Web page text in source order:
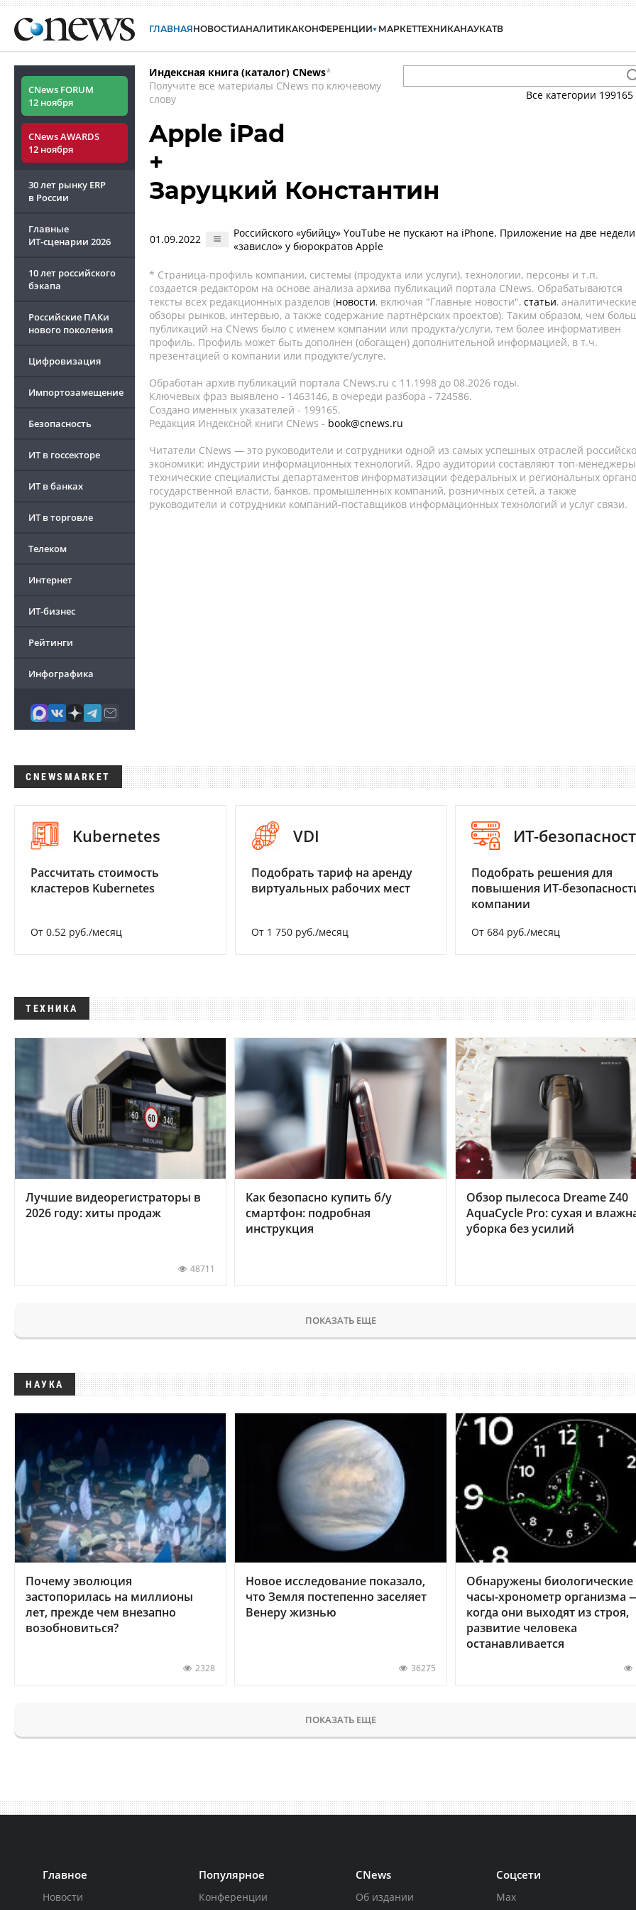
ГЛАВНАЯНОВОСТИАНАЛИТИКАКОНФЕРЕНЦИИ МАРКЕТТЕХНИКАНАУКАТВ
CNews FORUM
12 ноября
CNews AWARDS
12 ноября
30 лет рынку ERP
в России
Главные
ИТ-сценарии 2026
10 лет российского
бэкапа
Российские ПАКи
нового поколения
Цифровизация
Импортозамещение
Безопасность
ИТ в госсекторе
ИТ в банках
ИТ в торговле
Телеком
Интернет
ИТ-бизнес
Рейтинги
Инфографика
Индексная книга (каталог) CNews*
Получите все материалы CNews по ключевому
слову
Все категории 199165
Apple iPad
+
Заруцкий Константин
01.09.2022
Российского «убийцу» YouTube не пускают на iPhone. Приложение на две недели
«зависло» у бюрократов Apple
* Страница-профиль компании, системы (продукта или услуги), технологии, персоны и т.п.
создается редактором на основе анализа архива публикаций портала CNews. Обрабатываются
тексты всех редакционных разделов (новости, включая "Главные новости", статьи, аналитические
обзоры рынков, интервью, а также содержание партнёрских проектов). Таким образом, чем
публикаций на CNews было с именем компании или продукта/услуги, тем более информативен
профиль. Профиль может быть дополнен (обогащен) дополнительной информацией, в т.ч.
презентацией о компании или продукте/услуге.
Обработан архив публикаций портала CNews.ru c 11.1998 до 08.2026 годы.
Ключевых фраз выявлено - 1463146, в очереди разбора - 724586.
Создано именных указателей - 199165.
Редакция Индексной книги CNews - book@cnews.ru
Читатели CNews — это руководители и сотрудники одной из самых успешных отраслей
экономики: индустрии информационных технологий. Ядро аудитории составляют топ-
технические специалисты департаментов информатизации федеральных и региональных
государственной власти, банков, промышленных компаний, розничных сетей, а также
руководители и сотрудники компаний-поставщиков информационных технологий и услуг связи.
CNEWSMARKET
Kubernetes
Рассчитать стоимость
кластеров Kubernetes
От 0.52 руб./месяц
VDI
Подобрать тариф на аренду
виртуальных рабочих мест
От 1 750 руб./месяц
ИТ-
Подобрать решения для
повышения ИТ-
компании
От 684 руб./месяц
ТЕХНИКА
Лучшие видеорегистраторы в
2026 году: хиты продаж
48711
Как безопасно купить б/у
смартфон: подробная
инструкция
Обзор пылесоса Dreame Z40
AquaCycle Pro: сухая и
уборка без усилий
ПОКАЗАТЬ ЕЩЕ
НАУКА
Почему эволюция
застопорилась на миллионы
лет, прежде чем внезапно
возобновиться?
2328
Новое исследование показало,
что Земля постепенно заселяет
Венеру жизнью
36275
Обнаружены биологические
часы-хронометр организма
когда они выходят из строя,
развитие человека
останавливается
ПОКАЗАТЬ ЕЩЕ
Главное
Новости
Популярное
Конференции
CNews
Об издании
Соцсети
Max